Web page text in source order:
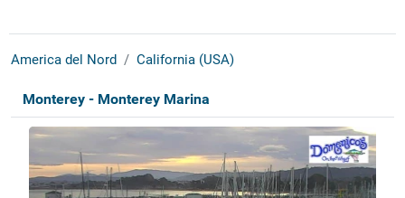
America del Nord California (USA)
Monterey - Monterey Marina